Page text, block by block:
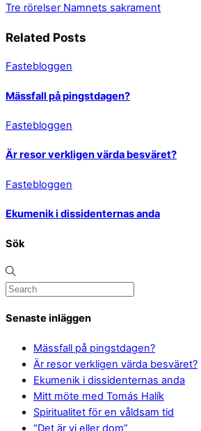
Tre rörelser Namnets sakrament
Related Posts
Fastebloggen
Mässfall på pingstdagen?
Fastebloggen
Är resor verkligen värda besväret?
Fastebloggen
Ekumenik i dissidenternas anda
Sök
Senaste inläggen
Mässfall på pingstdagen?
Är resor verkligen värda besväret?
Ekumenik i dissidenternas anda
Mitt möte med Tomás Halík
Spiritualitet för en våldsam tid
“Det är vi eller dom”